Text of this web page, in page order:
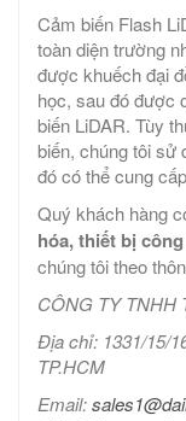
Cảm biến Flash
toàn diện trường
được khuếch đại
học, sau đó được
biến LiDAR. Tùy
biến, chúng tôi sử
đó có thể cung
Quý khách hàng
hóa, thiết bị
chúng tôi theo
CÔNG TY TNHH
Địa chỉ: 1331/15/
TP.HCM
Email: